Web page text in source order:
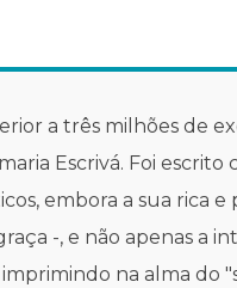
a três milhões de
Escrivá. Foi
embora a sua
-, e não apenas
na alma do